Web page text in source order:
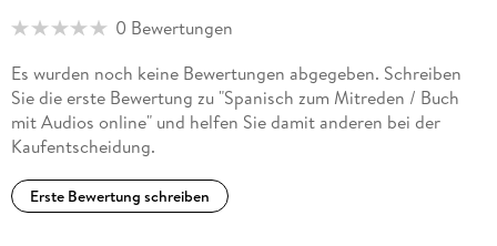
0 Bewertungen
Es wurden noch keine Bewertungen abgegeben. Schreiben
Sie die erste Bewertung zu "Spanisch zum Mitreden / Buch
mit Audios online" und helfen Sie damit anderen bei der
Kaufentscheidung.
Erste Bewertung schreiben